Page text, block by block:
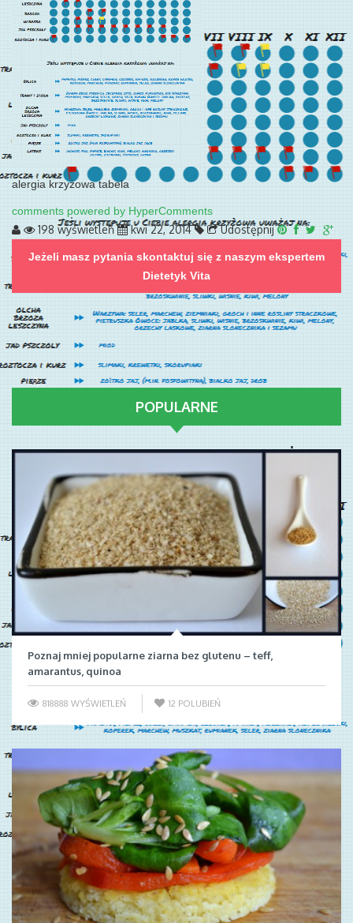
alergia krzyżowa tabela
comments powered by HyperComments
198 wyświetleń kwi 22, 2014 Udostępnij
Jeżeli masz pytania skontaktuj się z naszym ekspertem
Dietetyk Vita
POPULARNE
Poznaj mniej popularne ziarna bez glutenu – teff,
amarantus, quinoa
818888 WYŚWIETLEŃ 12 POLUBIEŃ